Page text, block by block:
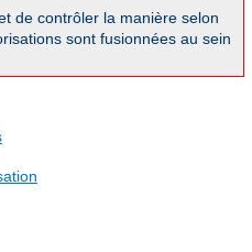
de contrôler la manière selon
sont fusionnées au sein